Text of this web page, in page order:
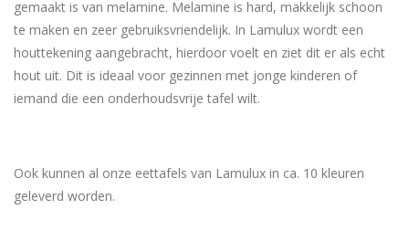
gemaakt is van melamine. Melamine is hard, makkelijk schoon
te maken en zeer gebruiksvriendelijk. In Lamulux wordt een
houttekening aangebracht, hierdoor voelt en ziet dit er als echt
hout uit. Dit is ideaal voor gezinnen met jonge kinderen of
iemand die een onderhoudsvrije tafel wilt.
Ook kunnen al onze eettafels van Lamulux in ca. 10 kleuren
geleverd worden.